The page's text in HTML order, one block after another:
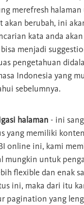
merefresh halaman
akan berubah, ini
kata anda
menjadi
pengetahuan
Indonesia yang
sebelumnya.
halaman - ini
yang memiliki
online ini, kami
mungkin untuk
flexible dan enak
ini, maka dari itu
pagination yang